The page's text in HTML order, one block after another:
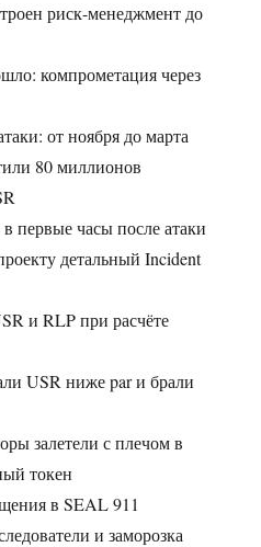
риск-менеджмент до
компрометация через
от ноября до марта
80 миллионов
первые часы после атаки
детальный Incident
и RLP при расчёте
USR ниже par и брали
залетели с плечом в
токен
в SEAL 911
и заморозка